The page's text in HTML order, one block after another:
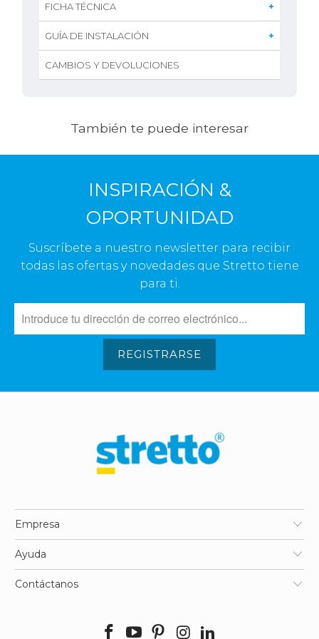
FICHA TÉCNICA
GUÍA DE INSTALACIÓN
CAMBIOS Y DEVOLUCIONES
También te puede interesar
INSPIRACIÓN &
OPORTUNIDAD
Suscríbete a nuestro newsletter para recibir
todas las ofertas y novedades que Stretto tiene
para ti.
REGISTRARSE
Empresa
Ayuda
Contáctanos